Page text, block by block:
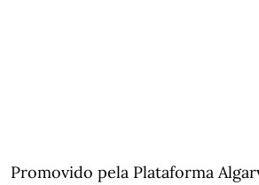
Promovido pela Plataforma